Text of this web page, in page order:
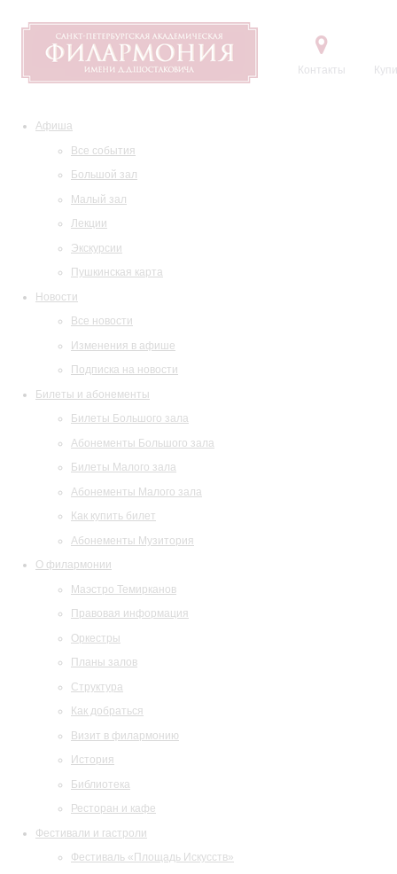
Контакты
Афиша
Все события
Большой зал
Малый зал
Лекции
Экскурсии
Пушкинская карта
Новости
Все новости
Изменения в афише
Подписка на новости
Билеты и абонементы
Билеты Большого зала
Абонементы Большого зала
Билеты Малого зала
Абонементы Малого зала
Как купить билет
Абонементы Музитория
О филармонии
Маэстро Темирканов
Правовая информация
Оркестры
Планы залов
Структура
Как добраться
Визит в филармонию
История
Библиотека
Ресторан и кафе
Фестивали и гастроли
Фестиваль «Площадь Искусств»